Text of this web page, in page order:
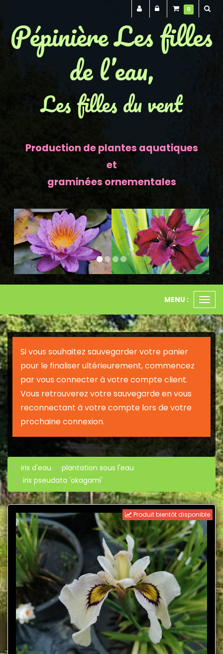
Pépinière Les filles
de l’eau,
Les filles du vent
Production de plantes aquatiques
et
graminées ornementales
Previous Next
le
MENU :
Si vous souhaitez sauvegarder votre panier
pour le finaliser ultérieurement, commencez
par vous connecter à votre compte client.
Vous retrouverez votre sauvegarde en vous
reconnectant à votre compte lors de votre
prochaine connexion.
iris d'eau
plantation sous l'eau
iris pseudata 'okagami'
Produit bientôt disponible
0